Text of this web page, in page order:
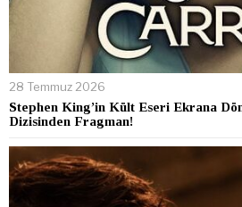
28 Temmuz 2026
Stephen King’in Kült Eseri Ekrana
Dizisinden Fragman!